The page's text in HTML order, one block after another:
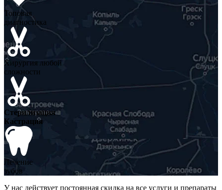
Топовая
диагностика
Хирургия любой
сложности
Стерилизация
Кастрация
Лечение
зубов
У нас действует постоянная скидка на все услуги и препараты